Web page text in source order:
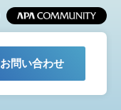
お問い合わせ